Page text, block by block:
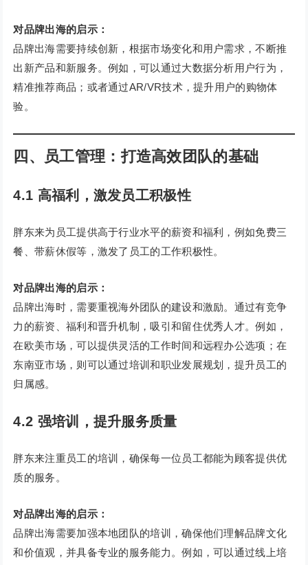
对品牌出海的启示：
品牌出海需要持续创新，根据市场变化和用户需求，不断推
出新产品和新服务。例如，可以通过大数据分析用户行为，
精准推荐商品；或者通过AR/VR技术，提升用户的购物体
验。
四、员工管理：打造高效团队的基础
4.1 高福利，激发员工积极性
胖东来为员工提供高于行业水平的薪资和福利，例如免费三
餐、带薪休假等，激发了员工的工作积极性。
对品牌出海的启示：
品牌出海时，需要重视海外团队的建设和激励。通过有竞争
力的薪资、福利和晋升机制，吸引和留住优秀人才。例如，
在欧美市场，可以提供灵活的工作时间和远程办公选项；在
东南亚市场，则可以通过培训和职业发展规划，提升员工的
归属感。
4.2 强培训，提升服务质量
胖东来注重员工的培训，确保每一位员工都能为顾客提供优
质的服务。
对品牌出海的启示：
品牌出海需要加强本地团队的培训，确保他们理解品牌文化
和价值观，并具备专业的服务能力。例如，可以通过线上培